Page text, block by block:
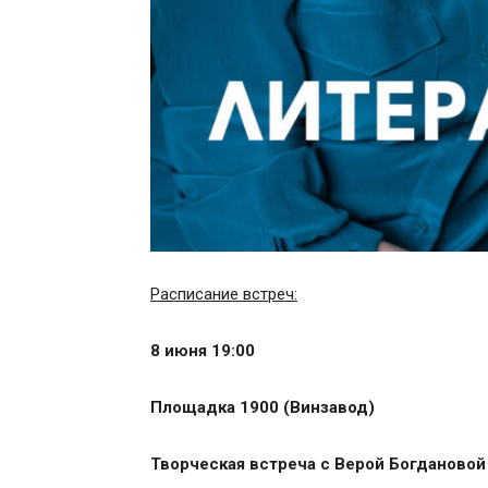
Расписание встреч:
8 июня 19:00
Площадка 1900 (Винзавод)
Творческая встреча с Верой Богдановой